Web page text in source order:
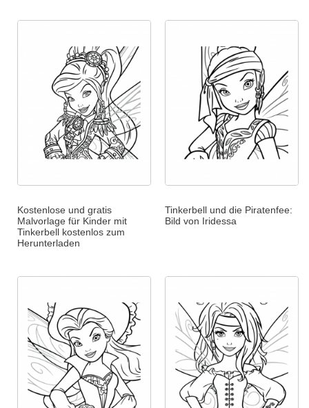
Kostenlose und gratis
Malvorlage für Kinder mit
Tinkerbell kostenlos zum
Herunterladen
Tinkerbell und die Piratenfee:
Bild von Iridessa